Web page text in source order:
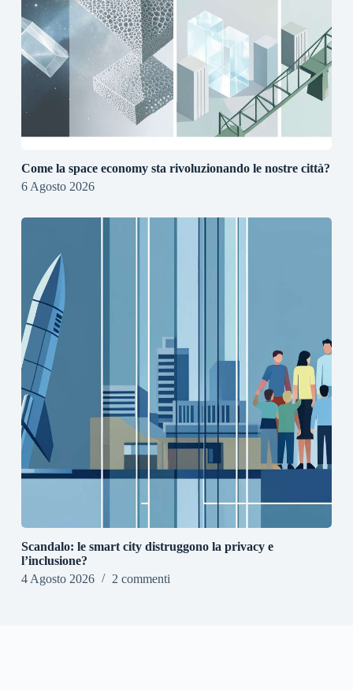
Come la space economy sta rivoluzionando le nostre città?
6 Agosto 2026
Scandalo: le smart city distruggono la privacy e
l’inclusione?
4 Agosto 2026
2 commenti